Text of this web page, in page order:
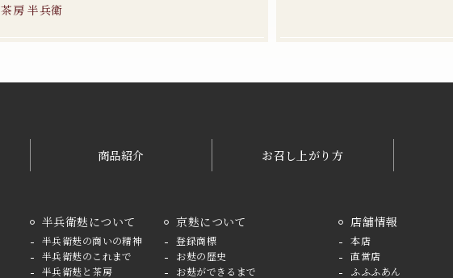
茶房 半兵衛
商品紹介 お召し上がり方
半兵衛麸について
半兵衛麸の商いの精神
半兵衛麸のこれまで
半兵衛麸と茶房
京麸について
登録商標
お麸の歴史
お麸ができるまで
店舗情報
本店
直営店
ふふふあん